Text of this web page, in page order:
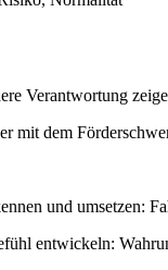
Verantwortung
mit dem
und umsetzen:
entwickeln: